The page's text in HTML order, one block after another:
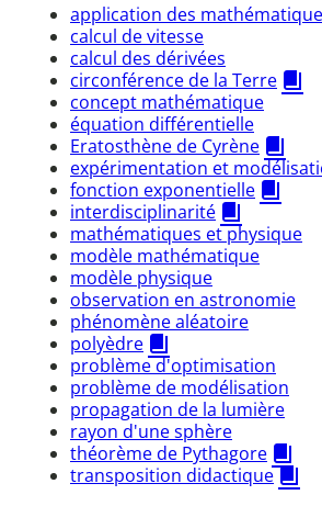
application des
calcul de vitesse
calcul des dérivées
circonférence de la Terre
concept mathématique
équation différentielle
Eratosthène de Cyrène
expérimentation et
fonction exponentielle
interdisciplinarité
mathématiques et physique
modèle mathématique
modèle physique
observation en astronomie
phénomène aléatoire
polyèdre
problème d'optimisation
problème de modélisation
propagation de la lumière
rayon d'une sphère
théorème de Pythagore
transposition didactique